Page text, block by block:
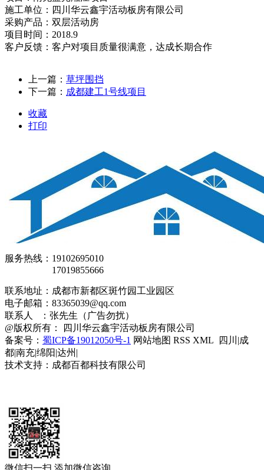
施工单位： 四川华云鑫宇活动板房有限公司
采购产品：双层活动房
项目时间：2018.9
客户反馈：客户对项目质量很满意，达成长期合作
上一篇： 草坪围挡
下一篇： 成都建工1号线项目
收藏
打印
服务热线：19102695010
17019855666
联系地址：成都市新都区斑竹园工业园区
电子邮箱：83365039@qq.com
联系人 ：张先生（广告勿扰）
@版权所有： 四川华云鑫宇活动板房有限公司
备案号： 蜀ICP备19012050号-1 网站地图 RSS XML 四川|成
都|南充|绵阳|达州|
技术支持：成都百都科技有限公司
微信扫一扫 添加微信咨询